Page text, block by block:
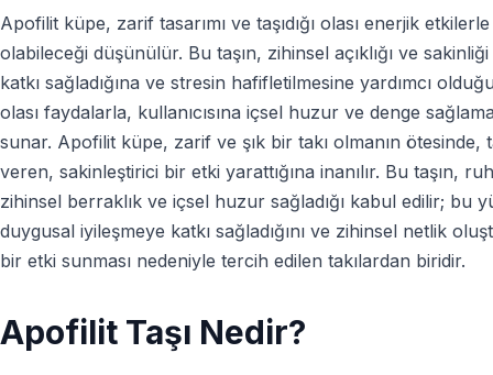
Apofilit küpe, zarif tasarımı ve taşıdığı olası enerjik
olabileceği düşünülür. Bu taşın, zihinsel açıklığı ve
katkı sağladığına ve stresin hafifletilmesine yardımcı
olası faydalarla, kullanıcısına içsel huzur ve denge
sunar. Apofilit küpe, zarif ve şık bir takı olmanın
veren, sakinleştirici bir etki yarattığına inanılır. Bu taşın,
zihinsel berraklık ve içsel huzur sağladığı kabul edilir; bu
duygusal iyileşmeye katkı sağladığını ve zihinsel netlik
bir etki sunması nedeniyle tercih edilen takılardan biridir.
Apofilit Taşı Nedir?